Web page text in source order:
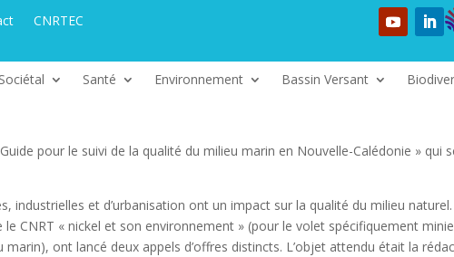
CNRTEC
Sociétal Santé Environnement Bassin Versant
pour le suivi de la qualité du milieu marin en Nouvelle-Calédonie » qui
et d’urbanisation ont un impact sur la qualité du milieu naturel.
CNRT « nickel et son environnement » (pour le volet spécifiquement
ont lancé deux appels d’offres distincts. L’objet attendu était la